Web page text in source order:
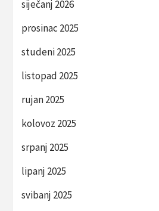
siječanj 2026
prosinac 2025
studeni 2025
listopad 2025
rujan 2025
kolovoz 2025
srpanj 2025
lipanj 2025
svibanj 2025